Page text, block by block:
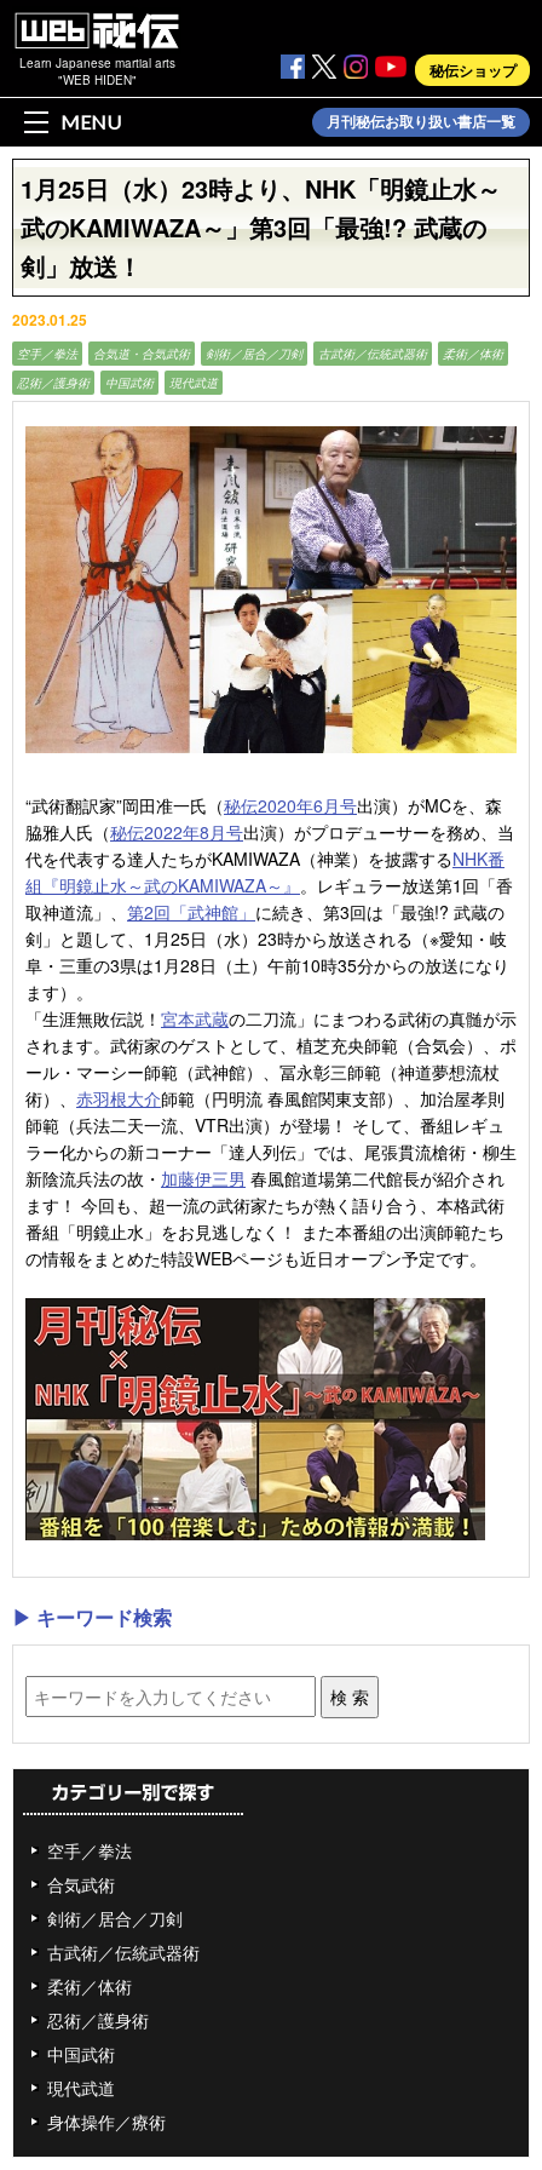
Learn Japanese martial arts
"WEB HIDEN"
秘伝ショップ
MENU 月刊秘伝お取り扱い書店一覧
1月25日（水）23時より、NHK「明鏡止水～
武のKAMIWAZA～」第3回「最強!? 武蔵の
剣」放送！
2023.01.25
空手／拳法 合気道・合気武術 剣術／居合／刀剣 古武術／伝統武器術
柔術／体術
忍術／護身術
中国武術 現代武道
“武術翻訳家”岡田准一氏（秘伝2020年6月号出演）がMCを、森
脇雅人氏（秘伝2022年8月号出演）がプロデューサーを務め、当
代を代表する達人たちがKAMIWAZA（神業）を披露するNHK番
組『明鏡止水～武のKAMIWAZA～』 。レギュラー放送第1回「香
取神道流」、 第2回「武神館」 に続き、第3回は「最強!? 武蔵の
剣」と題して、1月25日（水）23時から放送される（※愛知・岐
阜・三重の3県は1月28日（土）午前10時35分からの放送になり
ます）。
「生涯無敗伝説！ 宮本武蔵の二刀流」にまつわる武術の真髄が示
されます。武術家のゲストとして、植芝充央師範（合気会）、ポ
ール・マーシー師範（武神館）、冨永彰三師範（神道夢想流杖
術）、 赤羽根大介師範（円明流 春風館関東支部）、加治屋孝則
師範（兵法二天一流、VTR出演）が登場！ そして、番組レギュ
ラー化からの新コーナー「達人列伝」では、尾張貫流槍術・柳生
新陰流兵法の故・ 加藤伊三男 春風館道場第二代館長が紹介され
ます！ 今回も、超一流の武術家たちが熱く語り合う、本格武術
番組「明鏡止水」をお見逃しなく！ また本番組の出演師範たち
の情報をまとめた特設WEBページも近日オープン予定です。
▶ キーワード検索
空手／拳法
合気武術
剣術／居合／刀剣
古武術／伝統武器術
柔術／体術
忍術／護身術
中国武術
現代武道
身体操作／療術